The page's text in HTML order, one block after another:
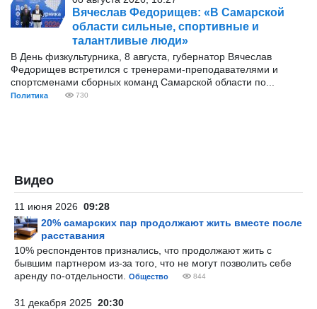
Вячеслав Федорищев: «В Самарской
области сильные, спортивные и
талантливые люди»
В День физкультурника, 8 августа, губернатор Вячеслав
Федорищев встретился с тренерами-преподавателями и
спортсменами сборных команд Самарской области по...
Политика 730
Видео
11 июня 2026 09:28
20% самарских пар продолжают жить вместе после
расставания
10% респондентов признались, что продолжают жить с
бывшим партнером из-за того, что не могут позволить себе
аренду по-отдельности.
Общество 844
31 декабря 2025 20:30